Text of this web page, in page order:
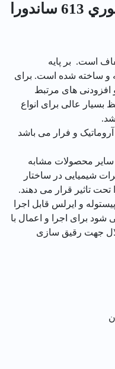
ویژگی های رزين سنگ فوري 613 ساندورا
است. بر پایه
و ساخته شده است. برای
های مرتبط
عالی برای انواع
و فرار می باشد
سایر محصولات مشابه
شیمیایی در ساختار
تاثیر قرار می دهند.
و ایرلس قابل اجرا
برای اجرا و اعمال با
جهت رقیق سازی